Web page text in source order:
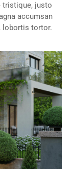
tristique, justo
accumsan
lobortis tortor.